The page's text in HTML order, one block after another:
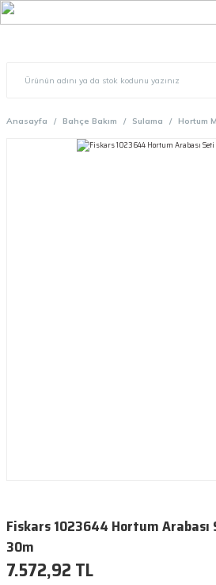
Anasayfa Bahçe Bakım Sulama Hortum
Fiskars 1023644 Hortum Arabası
30m
7.572,92 TL